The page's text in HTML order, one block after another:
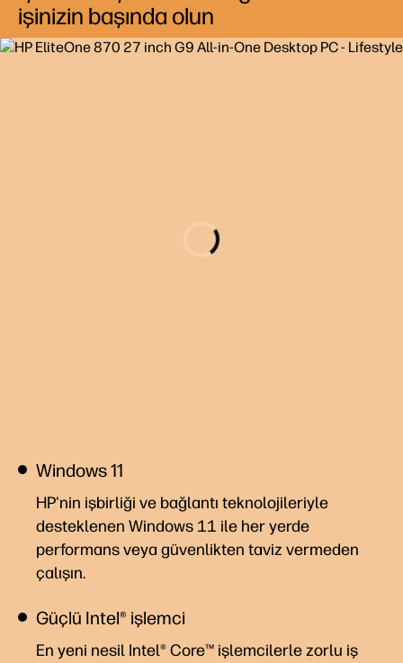
işinizin başında olun
Windows 11
HP'nin işbirliği ve bağlantı teknolojileriyle
desteklenen Windows 11 ile her yerde
performans veya güvenlikten taviz vermeden
çalışın.
Güçlü Intel® işlemci
En yeni nesil Intel® Core™ işlemcilerle zorlu iş